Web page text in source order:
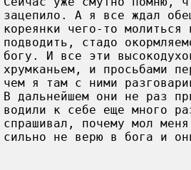
зацепило. А я все ждал
кореянки чего-то молиться
подводить, стадо
богу. И все эти
хрумканьем, и просьбами
чем я там с ними
В дальнейшем они не раз
водили к себе еще много
спрашивал, почему мол
сильно не верю в бога и